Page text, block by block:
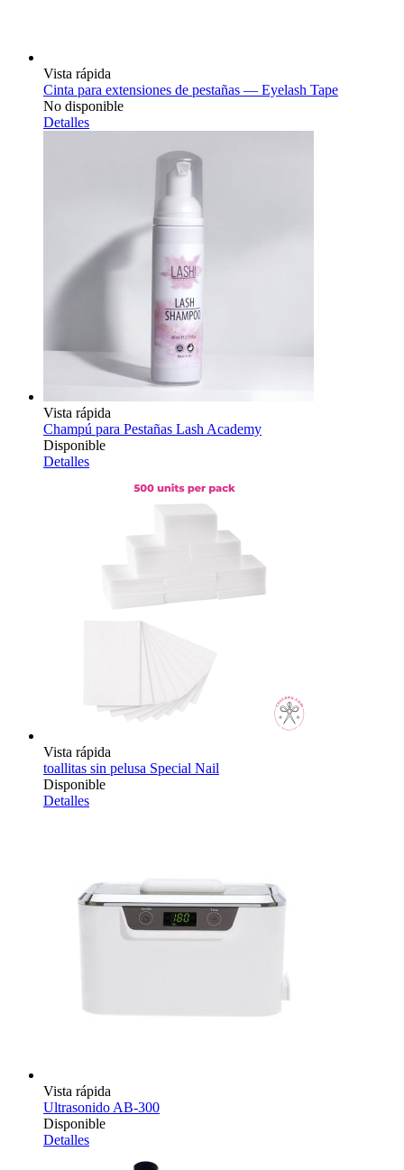
Vista rápida
Cinta para extensiones de pestañas — Eyelash Tape
No disponible
Detalles
Vista rápida
Champú para Pestañas Lash Academy
Disponible
Detalles
Vista rápida
toallitas sin pelusa Special Nail
Disponible
Detalles
Vista rápida
Ultrasonido AB-300
Disponible
Detalles